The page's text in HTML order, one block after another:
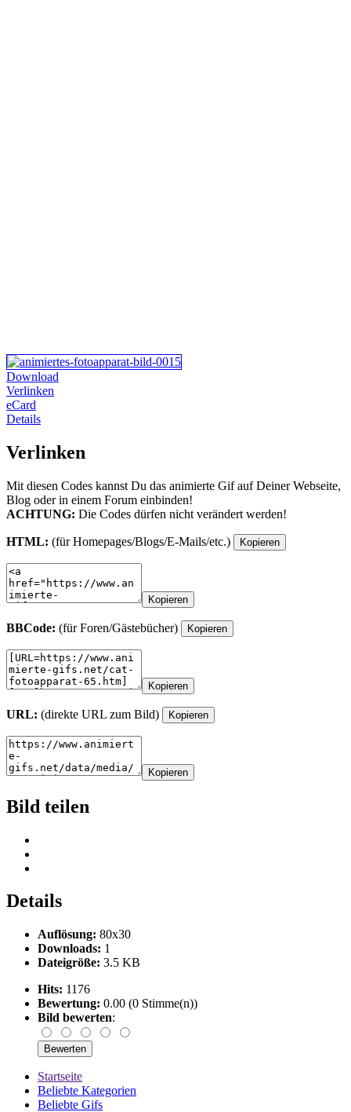
Download
Verlinken
eCard
Details
Verlinken
Mit diesen Codes kannst Du das animierte Gif auf Deiner Webseite,
Blog oder in einem Forum einbinden!
ACHTUNG: Die Codes dürfen nicht verändert werden!
HTML: (für Homepages/Blogs/E-Mails/etc.) Kopieren
Kopieren
BBCode: (für Foren/Gästebücher) Kopieren
Kopieren
URL: (direkte URL zum Bild) Kopieren
Kopieren
Bild teilen
Details
Auflösung: 80x30
Downloads: 1
Dateigröße: 3.5 KB
Hits: 1176
Bewertung: 0.00 (0 Stimme(n))
Bild bewerten:
Startseite
Beliebte Kategorien
Beliebte Gifs